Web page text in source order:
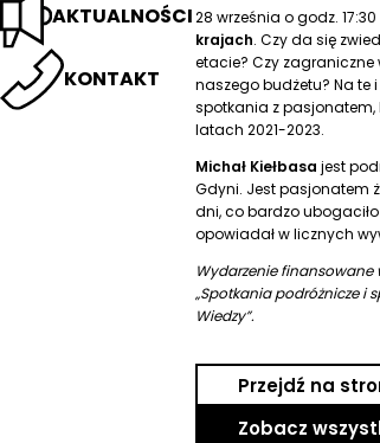
AKTUALNOŚCI
KONTAKT
28 września o godz.
krajach. Czy da się
etacie? Czy
naszego budżetu? Na te
spotkania z pasjonatem,
latach 2021-2023.
Michał Kiełbasa jest
Gdyni. Jest pasjonatem
dni, co bardzo
opowiadał w licznych
Wydarzenie finansowane
„Spotkania podróżnicze i
Wiedzy”.
Przejdź na
Zobacz